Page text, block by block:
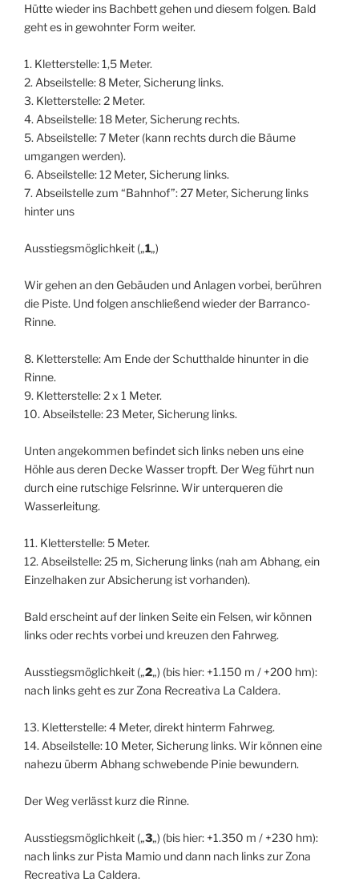
Hütte wieder ins Bachbett gehen und diesem folgen. Bald
geht es in gewohnter Form weiter.
1. Kletterstelle: 1,5 Meter.
2. Abseilstelle: 8 Meter, Sicherung links.
3. Kletterstelle: 2 Meter.
4. Abseilstelle: 18 Meter, Sicherung rechts.
5. Abseilstelle: 7 Meter (kann rechts durch die Bäume
umgangen werden).
6. Abseilstelle: 12 Meter, Sicherung links.
7. Abseilstelle zum “Bahnhof”: 27 Meter, Sicherung links
hinter uns
Ausstiegsmöglichkeit („1„)
Wir gehen an den Gebäuden und Anlagen vorbei, berühren
die Piste. Und folgen anschließend wieder der Barranco-
Rinne.
8. Kletterstelle: Am Ende der Schutthalde hinunter in die
Rinne.
9. Kletterstelle: 2 x 1 Meter.
10. Abseilstelle: 23 Meter, Sicherung links.
Unten angekommen befindet sich links neben uns eine
Höhle aus deren Decke Wasser tropft. Der Weg führt nun
durch eine rutschige Felsrinne. Wir unterqueren die
Wasserleitung.
11. Kletterstelle: 5 Meter.
12. Abseilstelle: 25 m, Sicherung links (nah am Abhang, ein
Einzelhaken zur Absicherung ist vorhanden).
Bald erscheint auf der linken Seite ein Felsen, wir können
links oder rechts vorbei und kreuzen den Fahrweg.
Ausstiegsmöglichkeit („2„) (bis hier: +1.150 m / +200 hm):
nach links geht es zur Zona Recreativa La Caldera.
13. Kletterstelle: 4 Meter, direkt hinterm Fahrweg.
14. Abseilstelle: 10 Meter, Sicherung links. Wir können eine
nahezu überm Abhang schwebende Pinie bewundern.
Der Weg verlässt kurz die Rinne.
Ausstiegsmöglichkeit („3„) (bis hier: +1.350 m / +230 hm):
nach links zur Pista Mamio und dann nach links zur Zona
Recreativa La Caldera.